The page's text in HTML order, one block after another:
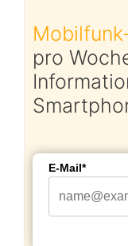
pro
E-Mail*